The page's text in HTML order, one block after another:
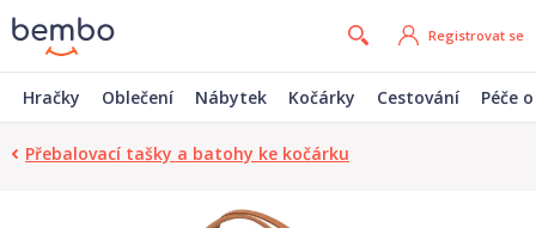
Registrovat se
Hračky Oblečení Nábytek Kočárky Cestování Péče
Přebalovací tašky a batohy ke kočárku